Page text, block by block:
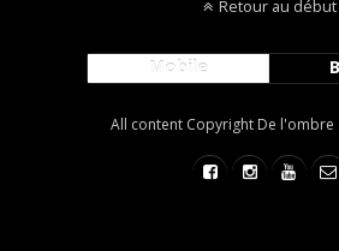
Retour au début
Mobile
All content Copyright De l'ombre